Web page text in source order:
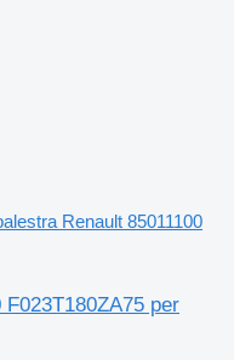
Renault 85011100
per